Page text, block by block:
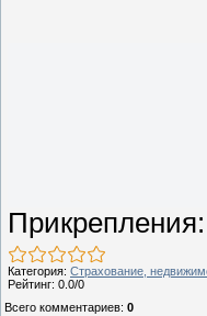
Прикрепления:
Категория: Страхование,
Рейтинг: 0.0/0
Всего комментариев: 0